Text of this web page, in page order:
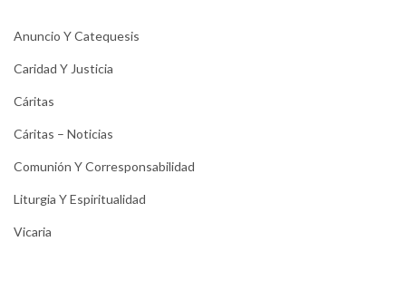
Anuncio Y Catequesis
Caridad Y Justicia
Cáritas
Cáritas – Noticias
Comunión Y Corresponsabilidad
Liturgia Y Espiritualidad
Vicaria